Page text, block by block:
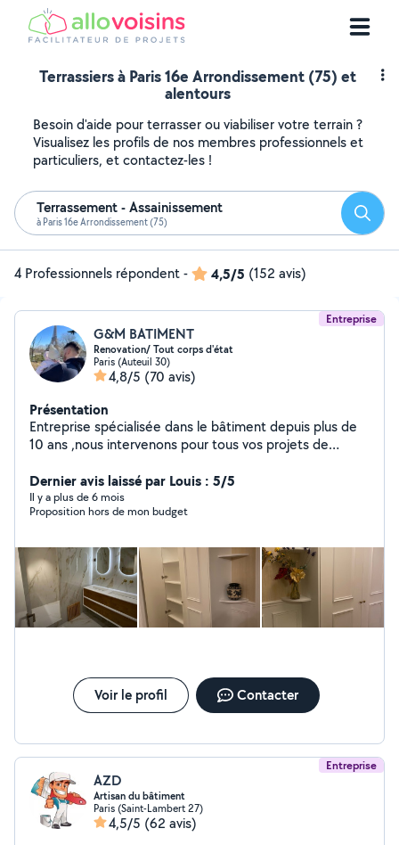
Terrassiers à Paris 16e Arrondissement (75) et
alentours
Besoin d'aide pour terrasser ou viabiliser votre terrain ?
Visualisez les profils de nos membres professionnels et
particuliers, et contactez-les !
Terrassement - Assainissement
à Paris 16e Arrondissement (75)
4 Professionnels répondent- 4,5/5 (152 avis)
Entreprise
G&M BATIMENT
Renovation/ Tout corps d'état
Paris (Auteuil 30)
4,8/5 (70 avis)
Présentation
Entreprise spécialisée dans le bâtiment depuis plus de
10 ans ,nous intervenons pour tous vos projets de
notre expertise et à notre équipe qualifiée, nous
garantissons des travaux de qualité, réalisés dans les
délais et adaptés à vos besoins
Dernier avis laissé par Louis : 5/5
Il y a plus de 6 mois
Proposition hors de mon budget
Voir le profil Contacter
Entreprise
AZD
Artisan du bâtiment
Paris (Saint-Lambert 27)
4,5/5 (62 avis)